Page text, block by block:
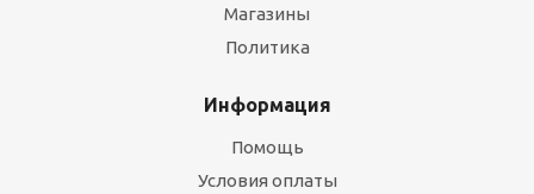
Магазины
Политика
Информация
Помощь
Условия оплаты